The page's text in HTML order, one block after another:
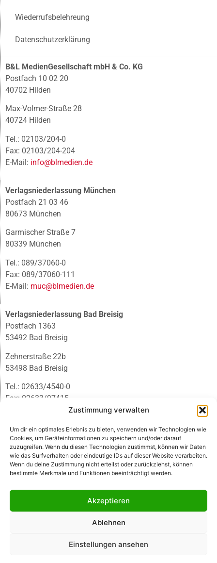
Zustimmung verwalten
Um dir ein optimales Erlebnis zu bieten, verwenden wir Technologien wie
Cookies, um Geräteinformationen zu speichern und/oder darauf
zuzugreifen. Wenn du diesen Technologien zustimmst, können wir Daten
wie das Surfverhalten oder eindeutige IDs auf dieser Website verarbeiten.
Wenn du deine Zustimmung nicht erteilst oder zurückziehst, können
bestimmte Merkmale und Funktionen beeinträchtigt werden.
Akzeptieren
Ablehnen
Einstellungen ansehen
Wiederrufsbelehreung
Datenschutzerklärung
B&L MedienGesellschaft mbH & Co. KG
Postfach 10 02 20
40702 Hilden
Max-Volmer-Straße 28
40724 Hilden
Tel.: 02103/204-0
Fax: 02103/204-204
E-Mail: info@blmedien.de
Verlagsniederlassung München
Postfach 21 03 46
80673 München
Garmischer Straße 7
80339 München
Tel.: 089/37060-0
Fax: 089/37060-111
E-Mail: muc@blmedien.de
Verlagsniederlassung Bad Breisig
Postfach 1363
53492 Bad Breisig
Zehnerstraße 22b
53498 Bad Breisig
Tel.: 02633/4540-0
Fax: 02633/97415
infobb@blmedien.de